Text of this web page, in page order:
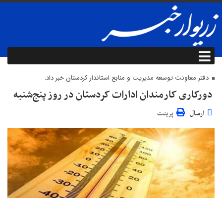
دفتر معاونت توسعه مدیریت و منابع استاندار کردستان خبر داد:
دورکاری کارمندان ادارات کردستان در روز پنج‌شنبه
ارسال پرینت